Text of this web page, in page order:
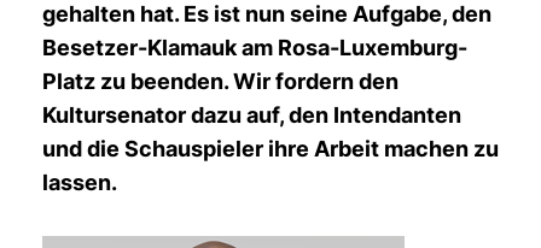
gehalten hat. Es ist nun seine Aufgabe, den
Besetzer-Klamauk am Rosa-Luxemburg-
Platz zu beenden. Wir fordern den
Kultursenator dazu auf, den Intendanten
und die Schauspieler ihre Arbeit machen zu
lassen.